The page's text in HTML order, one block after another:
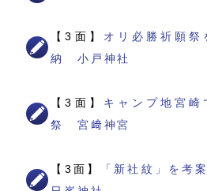
【3面】 オリ必勝祈願
納 小戸神社
【3面】 キャンプ地宮
祭 宮﨑神宮
【3面】
「新社紋」を